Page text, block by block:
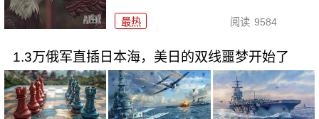
最热 阅读 9584
1.3万俄军直插日本海，美日的双线噩梦开始了